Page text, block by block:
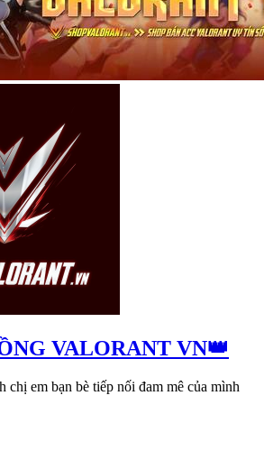
VALORANT VN👑
chị em bạn bè tiếp nối đam mê của mình